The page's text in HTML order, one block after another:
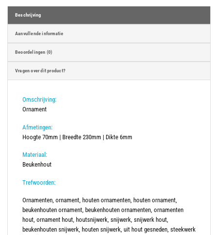
Beschrijving
Aanvullende informatie
Beoordelingen (0)
Vragen over dit product?
Omschrijving:
Ornament
Afmetingen:
Hoogte 70mm | Breedte 230mm | Dikte 6mm
Materiaal:
Beukenhout
Trefwoorden:
Ornamenten, ornament, houten ornamenten, houten ornament,
beukenhouten ornament, beukenhouten ornamenten, ornamenten
hout, ornament hout, houtsnijwerk, snijwerk, snijwerk hout,
beukenhouten snijwerk, houten snijwerk, uit hout gesneden, steekwerk